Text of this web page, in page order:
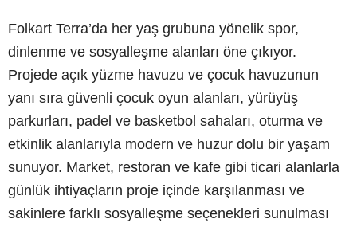
Folkart Terra’da her yaş grubuna yönelik spor,
dinlenme ve sosyalleşme alanları öne çıkıyor.
Projede açık yüzme havuzu ve çocuk havuzunun
yanı sıra güvenli çocuk oyun alanları, yürüyüş
parkurları, padel ve basketbol sahaları, oturma ve
etkinlik alanlarıyla modern ve huzur dolu bir yaşam
sunuyor. Market, restoran ve kafe gibi ticari alanlarla
günlük ihtiyaçların proje içinde karşılanması ve
sakinlere farklı sosyalleşme seçenekleri sunulması